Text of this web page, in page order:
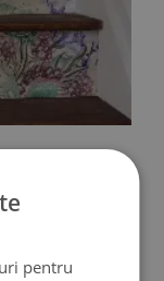
TRANDAFIRI
pentru